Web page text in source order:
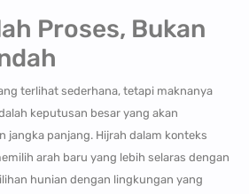
Proses, Bukan
terlihat sederhana, tetapi maknanya
keputusan besar yang akan
jangka panjang. Hijrah dalam konteks
arah baru yang lebih selaras dengan
hunian dengan lingkungan yang